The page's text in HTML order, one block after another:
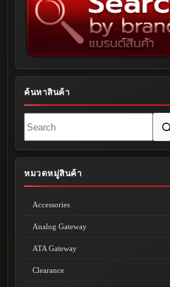
ค้นหาสินค้า
results
หมวดหมู่สินค้า
Accessories
Analog Gateway
ATA Gateway
Clearance